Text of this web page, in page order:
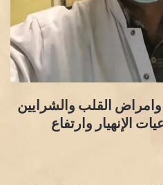
وامراض القلب والشرايين
٢٠٢١: تداعيات الإنهيار وارتفاع